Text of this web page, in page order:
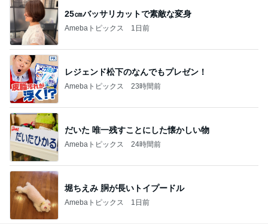
25㎝バッサリカットで素敵な変身
Amebaトピックス 1日前
レジェンド松下のなんでもプレゼン！
Amebaトピックス 23時間前
だいた 唯一残すことにした懐かしい物
Amebaトピックス 24時間前
堀ちえみ 胴が長いトイプードル
Amebaトピックス 1日前